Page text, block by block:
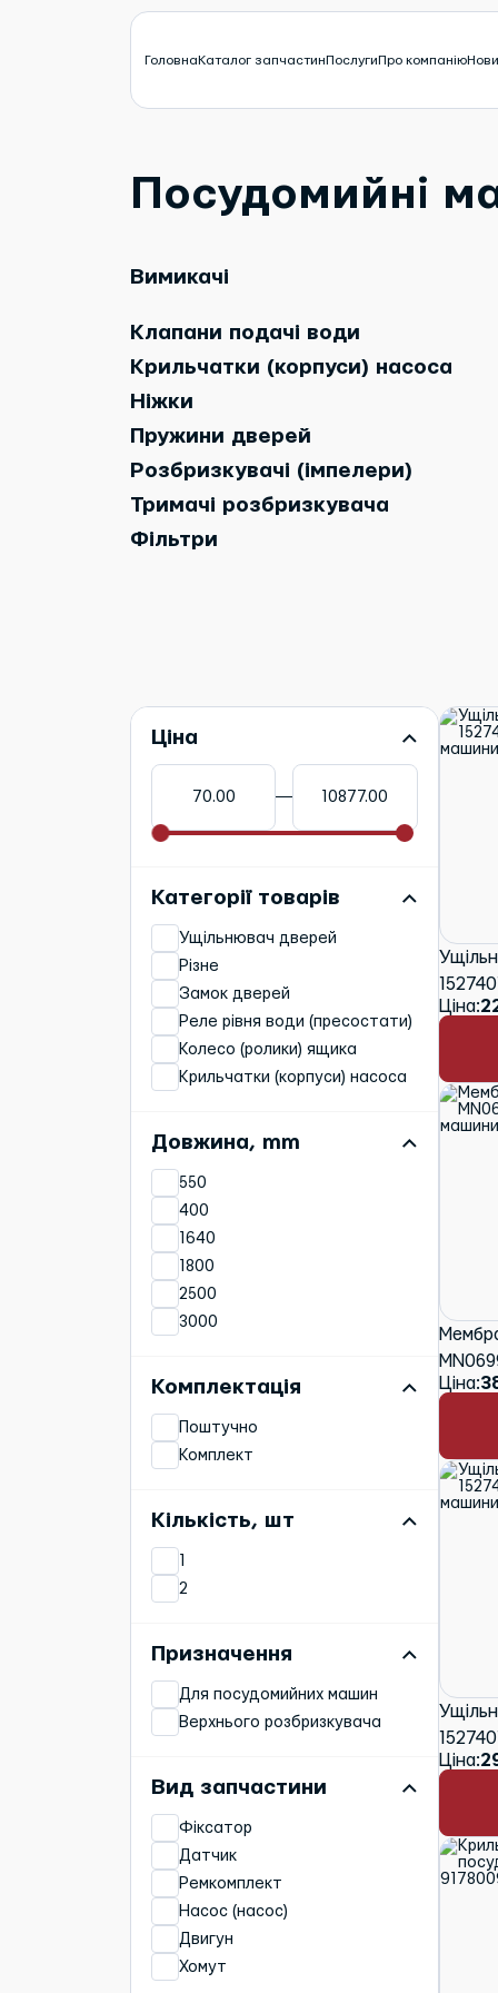
ГоловнаКаталог запчастинПослугиПро компанію
Посудомийні
Вимикачі
Клапани подачі води
Крильчатки (корпуси) насоса
Ніжки
Пружини дверей
Розбризкувачі (імпелери)
Тримачі розбризкувача
Фільтри
Ціна
Категорії товарів
Ущільнювач дверей
Різне
Замок дверей
Реле рівня води (пресостати)
Колесо (ролики) ящика
Крильчатки (корпуси) насоса
Фільтри
Шланги зливні/заливні
Сальники
Тени
Тримачі розбризкувача
Корзини
Модулі (плати) управління
Патрубки
Вимикачі
Іонізатори води
(декальцифікатори)
Ніжки
Довжина, mm
550
400
1640
1800
2500
3000
1488
546
1585
2000
1700
600
1540
1730
1750
1070
553
2300
540
Комплектація
Поштучно
Комплект
Кількість, шт
1
2
Призначення
Для посудомийних машин
Верхнього розбризкувача
Вид запчастини
Фіксатор
Датчик
Ремкомплект
Насос (насос)
Двигун
Хомут
Ціна:
Ціна:
Ціна: